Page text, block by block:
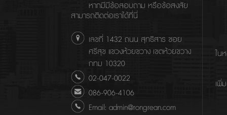
หากมีมีข้อสอบถาม หรือข้อสงสัย
สามารถติดต่อเราได้ที่นี่
เลขที่ 1432 ถนน สุทธิสาร ซอย
ศรีสุข แขวงห้วยขวาง เขตห้วยขวาง
กทม 10320
02-047-0022
086-906-4106
Email: admin@rongrean.com
ใน
เพิ่